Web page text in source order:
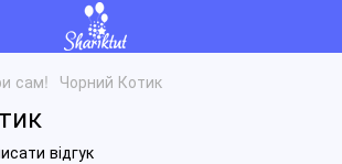
сам! Чорний Котик
відгук